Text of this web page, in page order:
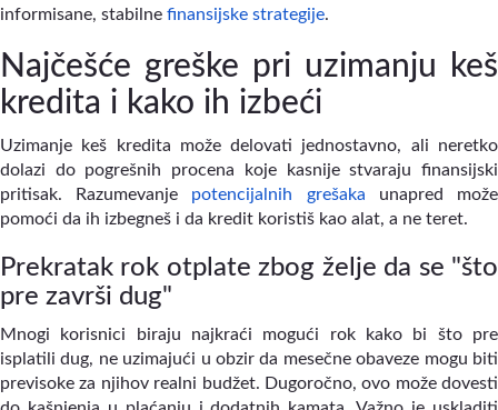
informisane, stabilne finansijske strategije.
Najčešće greške pri uzimanju keš
kredita i kako ih izbeći
Uzimanje keš kredita može delovati jednostavno, ali neretko
dolazi do pogrešnih procena koje kasnije stvaraju finansijski
pritisak. Razumevanje potencijalnih grešaka unapred može
pomoći da ih izbegneš i da kredit koristiš kao alat, a ne teret.
Prekratak rok otplate zbog želje da se "što
pre završi dug"
Mnogi korisnici biraju najkraći mogući rok kako bi što pre
isplatili dug, ne uzimajući u obzir da mesečne obaveze mogu biti
previsoke za njihov realni budžet. Dugoročno, ovo može dovesti